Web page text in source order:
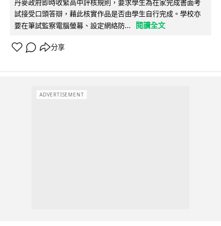
丹麥政府即時收緊高中評核規則，要求學生為在家完成書面考
試接受口頭答辯，藉此核實作品是否由學生自行完成。學校亦
要在筆試監察電腦螢幕、設定網絡防...
閱讀全文
分享
ADVERTISEMENT